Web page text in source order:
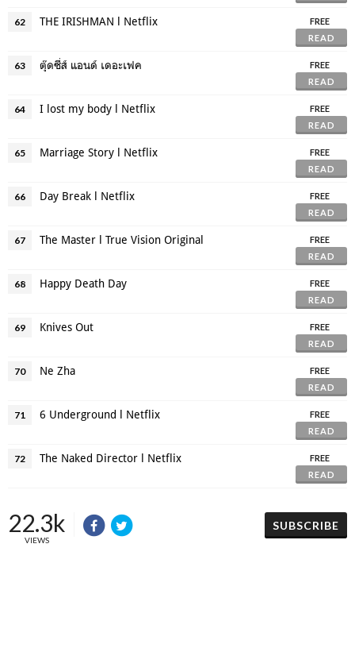
62 THE IRISHMAN l Netflix
FREE
READ
63 ตุ๊ดซี่ส์ แอนด์ เดอะเฟค
FREE
READ
64 I lost my body l Netflix
FREE
READ
65 Marriage Story l Netflix
FREE
READ
66 Day Break l Netflix
FREE
READ
67 The Master l True Vision Original
FREE
READ
68 Happy Death Day
FREE
READ
69 Knives Out
FREE
READ
70 Ne Zha
FREE
READ
71 6 Underground l Netflix
FREE
READ
72 The Naked Director l Netflix
FREE
READ
22.3k
VIEWS
SUBSCRIBE